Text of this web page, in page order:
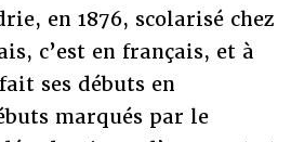
en 1876, scolarisé chez
c’est en français, et à
ses débuts en
marqués par le